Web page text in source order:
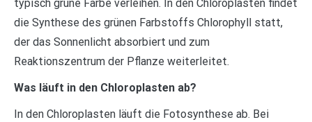
typisch grüne Farbe verleihen. In den Chloroplasten findet
die Synthese des grünen Farbstoffs Chlorophyll statt,
der das Sonnenlicht absorbiert und zum
Reaktionszentrum der Pflanze weiterleitet.
Was läuft in den Chloroplasten ab?
In den Chloroplasten läuft die Fotosynthese ab. Bei